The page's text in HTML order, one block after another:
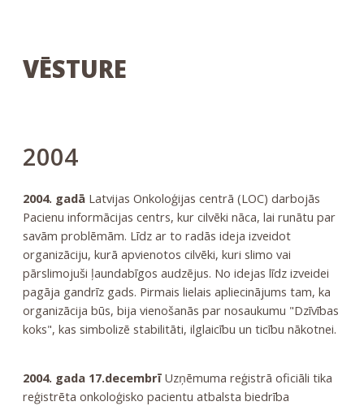
VĒSTURE
2004
2004. gadāLatvijas Onkoloģijas centrā (LOC) darbojās
Pacienu informācijas centrs, kur cilvēki nāca, lai runātu par
savām problēmām. Līdz ar to radās ideja izveidot
organizāciju, kurā apvienotos cilvēki, kuri slimo vai
pārslimojuši ļaundabīgos audzējus. No idejas līdz izveidei
pagāja gandrīz gads. Pirmais lielais apliecinājums tam, ka
organizācija būs, bija vienošanās par nosaukumu "Dzīvības
koks", kas simbolizē stabilitāti, ilglaicību un ticību nākotnei.
2004. gada 17.decembrīUzņēmuma reģistrā oficiāli tika
reģistrēta onkoloģisko pacientu atbalsta biedrība